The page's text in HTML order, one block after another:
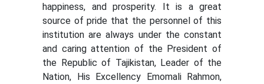
happiness, and prosperity. It is a great
source of pride that the personnel of this
institution are always under the constant
and caring attention of the President of
the Republic of Tajikistan, Leader of the
Nation, His Excellency Emomali Rahmon,